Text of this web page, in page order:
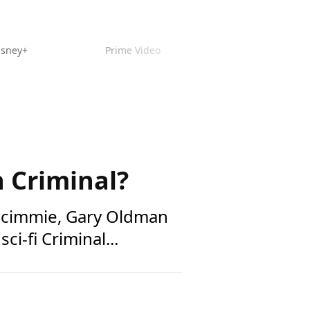
Prime Video
Criminal?
Gary Oldman
fi Criminal...